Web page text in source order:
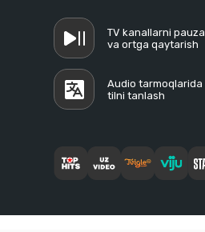
TV kanallarni pauza
va ortga qaytarish
Audio tarmoqlarida
tilni tanlash